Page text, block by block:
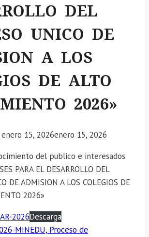
DEL
UNICO DE
A LOS
DE ALTO
2026»
enero 15, 2026enero 15, 2026
del publico e interesados
PARA EL DESARROLLO DEL
DE ADMISION A LOS COLEGIOS DE
2026»
2026Descarga
MINEDU, Proceso de